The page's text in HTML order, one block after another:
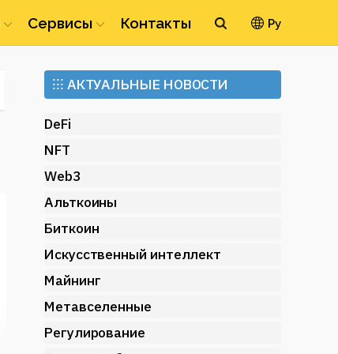
Сервисы Контакты Ру
Ethereum (ETH)
⁝⁝⁝ АКТУАЛЬНЫЕ НОВОСТИ
DeFi
NFT
Web3
Альткоины
Биткоин
Искусственный интеллект
Майнинг
Метавселенные
Регулирование